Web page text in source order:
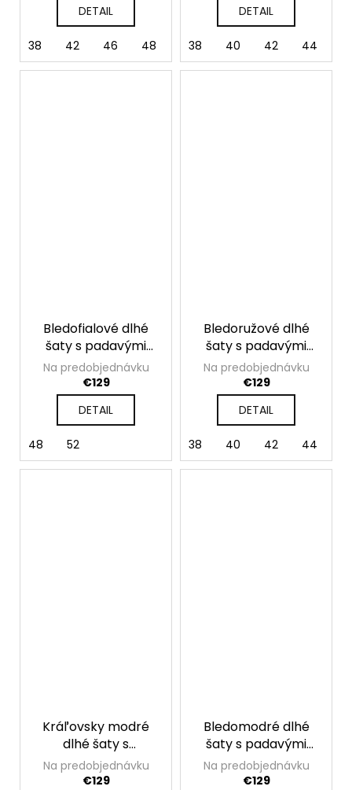
DETAIL
38 42 46 48 50
DETAIL
38 40 42 44
Bledofialové dlhé
šaty s padavými
rukávmi Valentina
Na predobjednávku
€129
DETAIL
48 52
Bledoružové dlhé
šaty s padavými
rukávmi Valentina
Na predobjednávku
€129
DETAIL
38 40 42 44
Kráľovsky modré
dlhé šaty s
padavými rukávmi
Valentina
Na predobjednávku
€129
Bledomodré dlhé
šaty s padavými
rukávmi Valentina
Na predobjednávku
€129